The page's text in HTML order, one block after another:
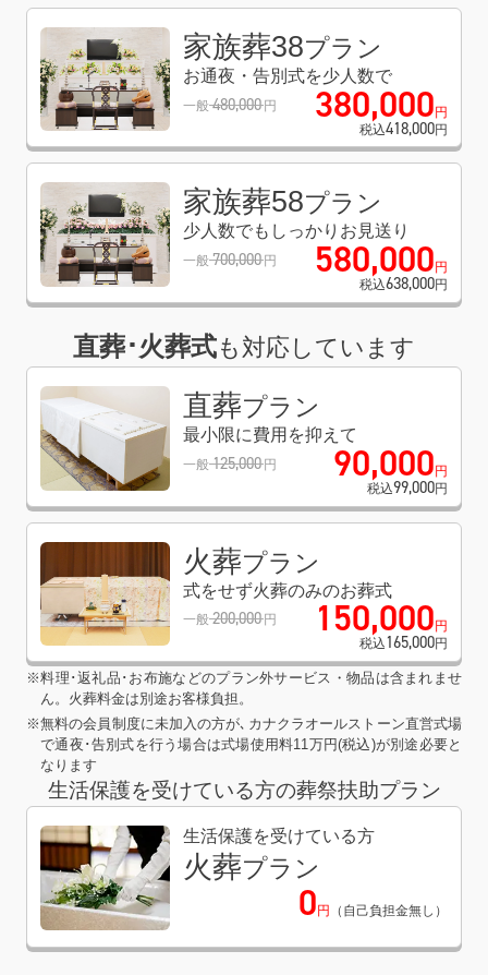
家族葬38プラン
お通夜・告別式を少人数で
一般480,000 円 380,000円
税込418,000円
家族葬58プラン
少人数でもしっかりお見送り
一般700,000 円 580,000 円
税込638,000円
直葬･火葬式も対応しています
直葬プラン
最小限に費用を抑えて
一般125,000 円 90,000 円
税込99,000円
火葬プラン
式をせず火葬のみのお葬式
一般200,000 円 150,000 円
税込165,000円
※料理･返礼品･お布施などのプラン外サービス・物品は含まれませ
ん。火葬料金は別途お客様負担。
※無料の会員制度に未加入の方が､カナクラオールストーン直営式場
で通夜･告別式を行う場合は式場使用料11万円(税込)が別途必要と
なります
生活保護を受けている方の葬祭扶助プラン
生活保護を受けている方
火葬プラン
0 円 （自己負担金無し）